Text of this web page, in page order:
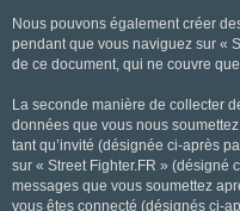
Nous pouvons également créer
pendant que vous naviguez sur «
de ce document, qui ne couvre
La seconde manière de collecter
données que vous nous
tant qu’invité (désignée ci-après
sur « Street Fighter.FR » (désigné
messages que vous soumettez
vous êtes connecté (désignés ci-